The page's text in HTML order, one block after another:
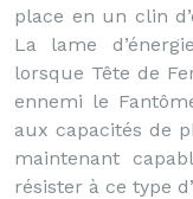
place en un clin
La lame
lorsque Tête de
ennemi le
aux capacités de
maintenant
résister à ce type